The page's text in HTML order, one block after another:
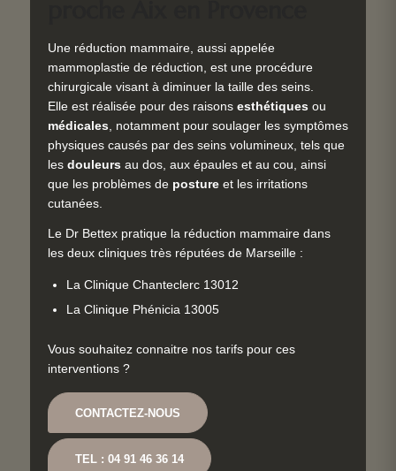
Une réduction mammaire, aussi appelée
mammoplastie de réduction, est une procédure
chirurgicale visant à diminuer la taille des seins.
Elle est réalisée pour des raisons esthétiques ou
médicales, notamment pour soulager les symptômes
physiques causés par des seins volumineux, tels que
les douleurs au dos, aux épaules et au cou, ainsi
que les problèmes de posture et les irritations
cutanées.
Le Dr Bettex pratique la réduction mammaire dans
les deux cliniques très réputées de Marseille :
La Clinique Chanteclerc 13012
La Clinique Phénicia 13005
Vous souhaitez connaitre nos tarifs pour ces
interventions ?
CONTACTEZ-NOUS
TEL : 04 91 46 36 14